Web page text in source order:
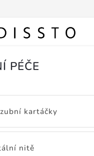
PÉČE
kartáčky
nitě